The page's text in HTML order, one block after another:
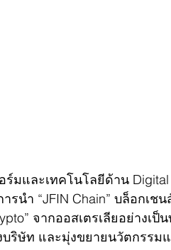
มและเทคโนโลยีด้าน Digital
รนำ “JFIN Chain” บล็อกเ
จากออสเตรเลียอย่างเ
ริษัท และมุ่งขยายนวัตกรรม